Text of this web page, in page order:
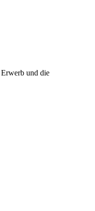
und die